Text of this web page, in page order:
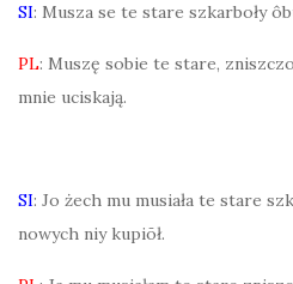
SI: Musza se te stare szkarboły
PL: Muszę sobie te stare,
mnie uciskają.
SI: Jo żech mu musiała te stare
nowych niy kupiōł.